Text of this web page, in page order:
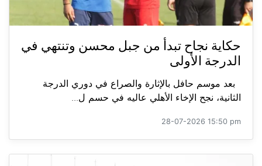
حكاية نجاح تبدأ من جبل محسن وتنتهي في
الدرجة الأولى
بعد موسم حافل بالإثارة والصراع في دوري الدرجة
الثانية، نجح الإخاء الأهلي عاليه في حسم ل...
28-07-2026 15:50 pm